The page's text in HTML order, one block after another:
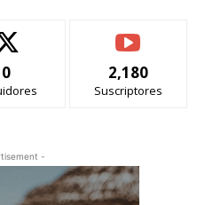
0 2,180
Suscriptores
-